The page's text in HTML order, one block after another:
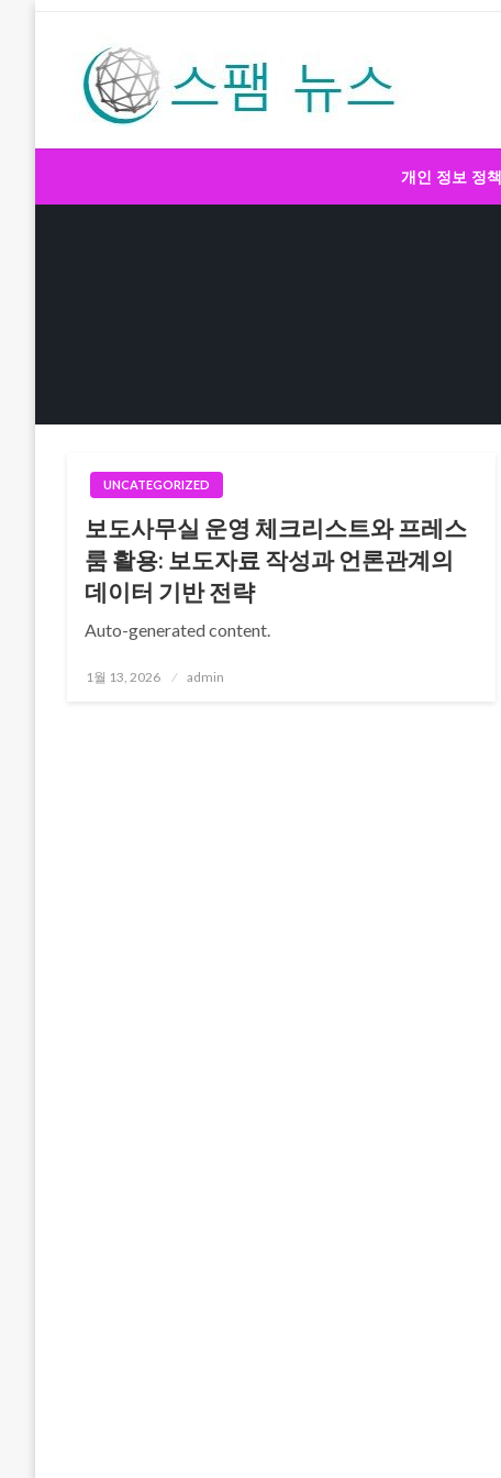
스팸 뉴스 개인 정보 정책
UNCATEGORIZED
보도사무실 운영 체크리스트와 프레스
룸 활용: 보도자료 작성과 언론관계의
데이터 기반 전략
Auto-generated content.
Posted
1월 13, 2026 admin